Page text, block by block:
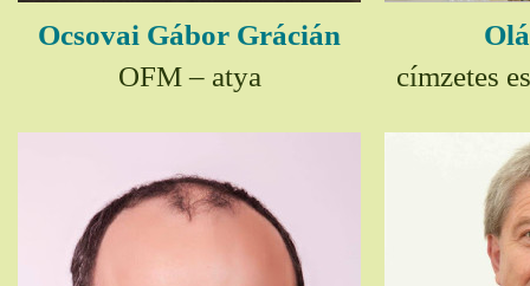
Ocsovai Gábor Grácián
OFM – atya
címzetes